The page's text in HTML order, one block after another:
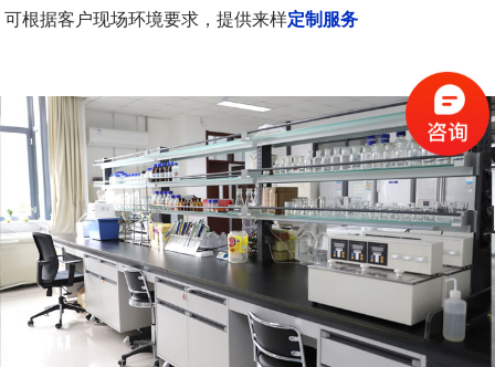
可根据客户现场环境要求，提供来样定制服务